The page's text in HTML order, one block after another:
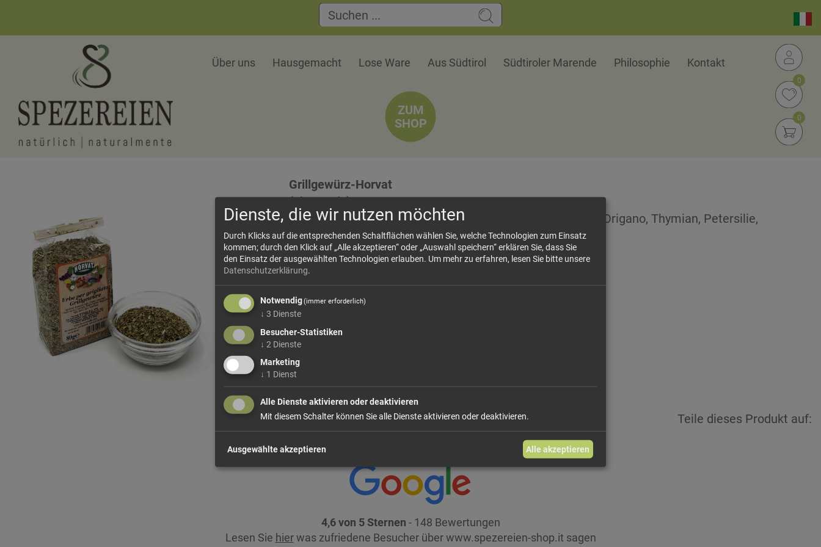
Über uns Hausgemacht Lose Ware Aus Südtirol Südtiroler Marende Philosophie Kontakt
0
0
ZUM
SHOP
Grillgewürz-Horvat
(ohne Salz)
Zutaten: Rosmarin, Salbei, Wacholder, Lorbeer, Basilikum, Origano, Thymian, Petersilie,
Fenchel...
41,88 €/kg
Größe: 80 g
Teile dieses Produkt auf:
4,6 von 5 Sternen - 148 Bewertungen
Lesen Sie hierwas zufriedene Besucher über www.spezereien-shop.it sagen
Dienste, die wir nutzen möchten
Durch Klicks auf die entsprechenden Schaltflächen wählen Sie, welche Technologien zum Einsatz
kommen; durch den Klick auf „Alle akzeptieren“ oder „Auswahl speichern“ erklären Sie, dass Sie
den Einsatz der ausgewählten Technologien erlauben. Um mehr zu erfahren, lesen Sie bitte unsere
Datenschutzerklärung.
Notwendig(immer erforderlich)
↓ 3 Dienste
Besucher-Statistiken
↓ 2 Dienste
Marketing
↓ 1 Dienst
Alle Dienste aktivieren oder deaktivieren
Mit diesem Schalter können Sie alle Dienste aktivieren oder deaktivieren.
Ausgewählte akzeptieren Alle akzeptieren